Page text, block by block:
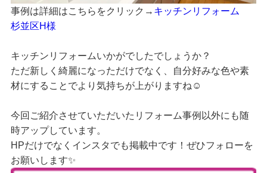
事例は詳細はこちらをクリック→ キッチンリフォーム
杉並区H様
キッチンリフォームいかがでしたでしょうか？
ただ新しく綺麗になっただけでなく、自分好みな色や素
材にすることでより気持ちが上がりますね☺
今回ご紹介させていただいたリフォーム事例以外にも随
時アップしています。
HPだけでなくインスタでも掲載中です！ぜひフォローを
お願いします✨